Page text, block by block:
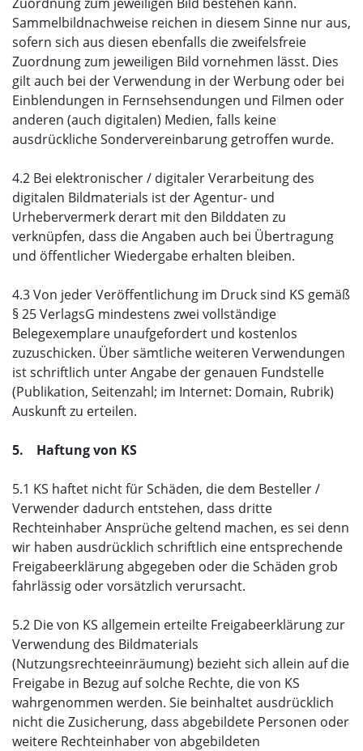
Sammelbildnachweise reichen in diesem Sinne nur aus,
sofern sich aus diesen ebenfalls die zweifelsfreie
Zuordnung zum jeweiligen Bild vornehmen lässt. Dies
gilt auch bei der Verwendung in der Werbung oder bei
Einblendungen in Fernsehsendungen und Filmen oder
anderen (auch digitalen) Medien, falls keine
ausdrückliche Sondervereinbarung getroffen wurde.
4.2 Bei elektronischer / digitaler Verarbeitung des
digitalen Bildmaterials ist der Agentur- und
Urhebervermerk derart mit den Bilddaten zu
verknüpfen, dass die Angaben auch bei Übertragung
und öffentlicher Wiedergabe erhalten bleiben.
4.3 Von jeder Veröffentlichung im Druck sind KS gemäß
§ 25 VerlagsG mindestens zwei vollständige
Belegexemplare unaufgefordert und kostenlos
zuzuschicken. Über sämtliche weiteren Verwendungen
ist schriftlich unter Angabe der genauen Fundstelle
(Publikation, Seitenzahl; im Internet: Domain, Rubrik)
Auskunft zu erteilen.
5. Haftung von KS
5.1 KS haftet nicht für Schäden, die dem Besteller /
Verwender dadurch entstehen, dass dritte
Rechteinhaber Ansprüche geltend machen, es sei denn
wir haben ausdrücklich schriftlich eine entsprechende
Freigabeerklärung abgegeben oder die Schäden grob
fahrlässig oder vorsätzlich verursacht.
5.2 Die von KS allgemein erteilte Freigabeerklärung zur
Verwendung des Bildmaterials
(Nutzungsrechteeinräumung) bezieht sich allein auf die
Freigabe in Bezug auf solche Rechte, die von KS
wahrgenommen werden. Sie beinhaltet ausdrücklich
nicht die Zusicherung, dass abgebildete Personen oder
weitere Rechteinhaber von abgebildeten